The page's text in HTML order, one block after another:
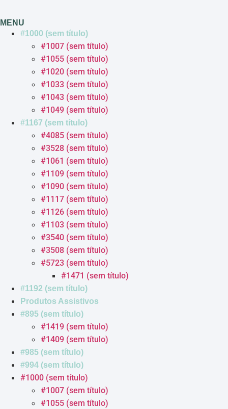
MENU
#1000 (sem título)
#1007 (sem título)
#1055 (sem título)
#1020 (sem título)
#1033 (sem título)
#1043 (sem título)
#1049 (sem título)
#1167 (sem título)
#4085 (sem título)
#3528 (sem título)
#1061 (sem título)
#1109 (sem título)
#1090 (sem título)
#1117 (sem título)
#1126 (sem título)
#1103 (sem título)
#3540 (sem título)
#3508 (sem título)
#5723 (sem título)
#1471 (sem título)
#1192 (sem título)
Produtos Assistivos
#895 (sem título)
#1419 (sem título)
#1409 (sem título)
#985 (sem título)
#994 (sem título)
#1000 (sem título)
#1007 (sem título)
#1055 (sem título)